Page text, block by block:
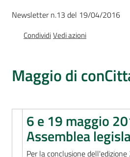
Mostre
itineranti
Percorsi
sulla
Seguici
Newsletter n.13 del 19/04/2016
CondividiVedi azioni
Maggio di
6 e 19 maggio
Assemblea
Per la conclusione